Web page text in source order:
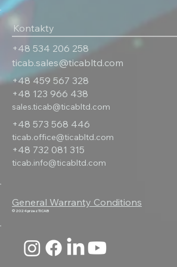
Kontakty
‎+48 534 206 258
ticab.sales@ticabltd.com
+48 459 567 328
+‎48 123 966 438
sales.ticab@ticabltd.com
+48 573 568 446
ticab.office@ticabltd.com
+48 732 081 315
ticab.info@ticabltd.com
General Warranty Conditions
© 2024 przez TICAB